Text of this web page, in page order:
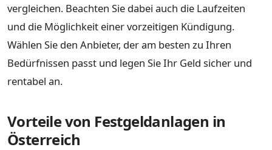
vergleichen. Beachten Sie dabei auch die Laufzeiten
und die Möglichkeit einer vorzeitigen Kündigung.
Wählen Sie den Anbieter, der am besten zu Ihren
Bedürfnissen passt und legen Sie Ihr Geld sicher und
rentabel an.
Vorteile von Festgeldanlagen in
Österreich